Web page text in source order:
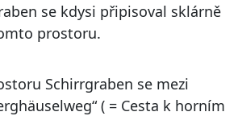
se kdysi připisoval sklárně
prostoru.
Schirrgraben se mezi
( = Cesta k horním